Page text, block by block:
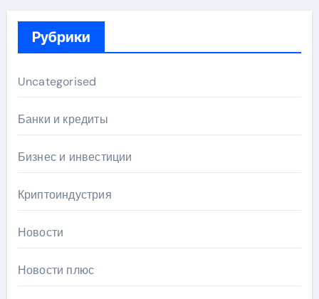
Рубрики
Uncategorised
Банки и кредиты
Бизнес и инвестиции
Криптоиндустрия
Новости
Новости плюс